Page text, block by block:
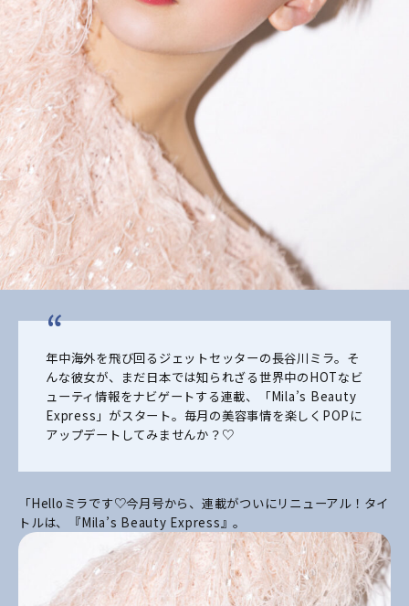
年中海外を飛び回るジェットセッターの長谷川ミラ。そ
んな彼女が、まだ日本では知られざる世界中のHOTなビ
ューティ情報をナビゲートする連載、「Mila’s Beauty
Express」がスタート。毎月の美容事情を楽しくPOPに
アップデートしてみませんか？♡
「Helloミラです♡今月号から、連載がついにリニューアル！タイ
トルは、『Mila’s Beauty Express』。